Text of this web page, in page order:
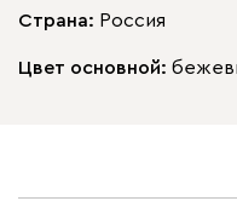
Страна: Россия
Цвет основной: